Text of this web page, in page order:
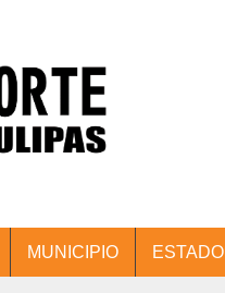
MUNICIPIO ESTADO